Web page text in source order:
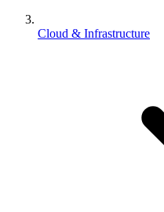
Cloud & Infrastructure